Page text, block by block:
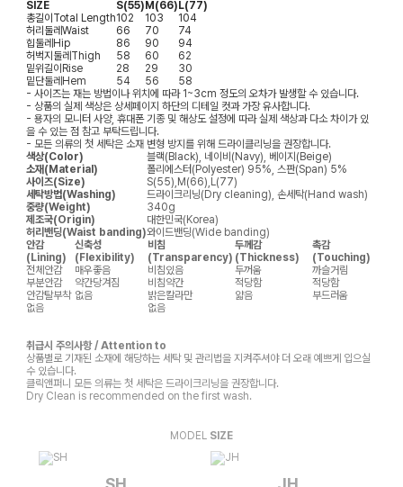
SIZE
S(55)M(66)L(77)
총길이Total Length102 103
104
허리둘레Waist 66 70
74
힙둘레Hip 86 90
94
허벅지둘레Thigh 58 60
62
밑위길이Rise 28 29
30
밑단둘레Hem 54 56
58
- 사이즈는 재는 방법이나 위치에 따라 1~3cm 정도의 오차가 발생할 수 있습니다.
- 상품의 실제 색상은 상세페이지 하단의 디테일 컷과 가장 유사합니다.
- 용자의 모니터 사양, 휴대폰 기종 및 해상도 설정에 따라 실제 색상과 다소 차이가 있
을 수 있는 점 참고 부탁드립니다.
- 모든 의류의 첫 세탁은 소재 변형 방지를 위해 드라이클리닝을 권장합니다.
색상(Color)
블랙(Black), 네이비(Navy), 베이지(Beige)
소재(Material)
폴리에스터(Polyester) 95%, 스판(Span) 5%
사이즈(Size)
S(55),M(66),L(77)
세탁방법(Washing)
드라이크리닝(Dry cleaning), 손세탁(Hand wash)
중량(Weight)
340g
제조국(Origin)
대한민국(Korea)
허리밴딩(Waist banding)와이드밴딩(Wide banding)
안감
(Lining)
신축성
(Flexibility)
비침
(Transparency)
두께감
(Thickness)
촉감
(Touching)
전체안감
매우좋음 비침있음 두꺼움
까슬거림
부분안감
약간당겨짐 비침약간 적당함
적당함
안감탈부착 없음 밝은칼라만 얇음
부드러움
없음
없음
취급시 주의사항 / Attention to
상품별로 기재된 소재에 해당하는 세탁 및 관리법을 지켜주셔야 더 오래 예쁘게 입으실
수 있습니다.
클릭앤퍼니 모든 의류는 첫 세탁은 드라이크리닝을 권장합니다.
Dry Clean is recommended on the first wash.
MODEL SIZE